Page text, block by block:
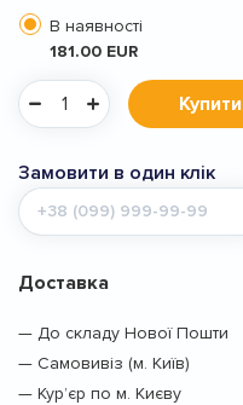
В наявності
181.00 EUR
Купити
Замовити в один клік
Мобільний
телефон
Доставка
— До складу Нової Пошти
— Самовивіз (м. Київ)
— Кур’єр по м. Києву